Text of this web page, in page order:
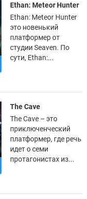
Ethan: Meteor Hunter
Ethan: Meteor Hunter
это новенький
платформер от
студии Seaven. По
сути, Ethan:...
The Cave
The Cave – это
приключенческий
платформер, где речь
идет о семи
протагонистах из...